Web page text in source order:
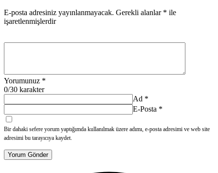
E-posta adresiniz yayınlanmayacak. Gerekli alanlar * ile
işaretlenmişlerdir
Yorumunuz *
0/30 karakter
Ad *
E-Posta *
Bir dahaki sefere yorum yaptığımda kullanılmak üzere adımı, e-posta adresimi ve web site
adresimi bu tarayıcıya kaydet.
Yorum Gönder